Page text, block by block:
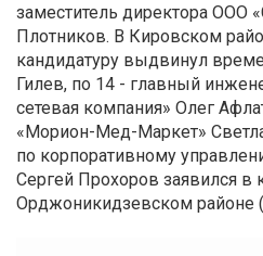
заместитель директора ООО
Плотников. В Кировском
кандидатуру выдвинул
Гилев, по 14 - главный
сетевая компания» Олег
«Морион-Мед-Маркет»
по корпоративному
Сергей Прохоров заявился в
Орджоникидзевском районе